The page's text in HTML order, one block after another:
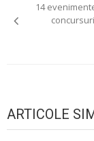
în
14
ARTICOLE